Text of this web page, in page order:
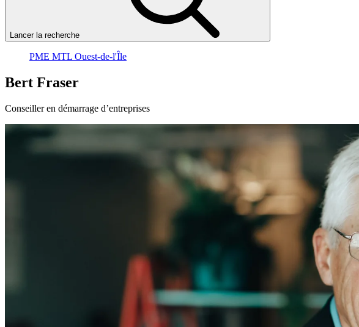
Lancer la recherche
PME MTL Ouest-de-l'Île
Bert Fraser
Conseiller en démarrage d’entreprises